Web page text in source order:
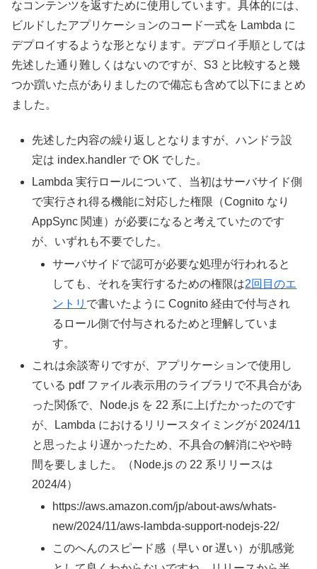
なコンテンツを返すために使用しています。具体的には、
ビルドしたアプリケーションのコード一式を Lambda に
デプロイするような形となります。デプロイ手順としては
先述した通り難しくはないのですが、S3 と比較すると幾
つか躓いた点がありましたので備忘も含めて以下にまとめ
ました。
先述した内容の繰り返しとなりますが、ハンドラ設
定は index.handler で OK でした。
Lambda 実行ロールについて、当初はサーバサイド側
で実行され得る機能に対応した権限（Cognito なり
AppSync 関連）が必要になると考えていたのです
が、いずれも不要でした。
サーバサイドで認可が必要な処理が行われると
しても、それを実行するための権限は2回目のエ
ントリ で書いたように Cognito 経由で付与され
るロール側で付与されるためと理解していま
す。
これは余談寄りですが、アプリケーションで使用し
ている pdf ファイル表示用のライブラリで不具合があ
った関係で、Node.js を 22 系に上げたかったのです
が、Lambda におけるリリースタイミングが 2024/11
と思ったより遅かったため、不具合の解消にやや時
間を要しました。（Node.js の 22 系リリースは
2024/4）
https://aws.amazon.com/jp/about-aws/whats-
new/2024/11/aws-lambda-support-nodejs-22/
このへんのスピード感（早い or 遅い）が肌感覚